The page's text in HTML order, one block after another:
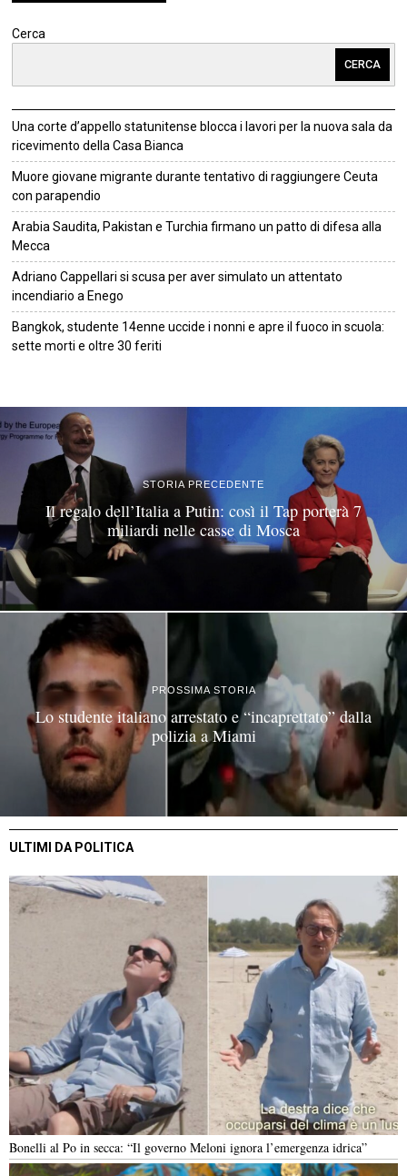
Cerca
CERCA
Una corte d’appello statunitense blocca i lavori per la nuova sala da
ricevimento della Casa Bianca
Muore giovane migrante durante tentativo di raggiungere Ceuta
con parapendio
Arabia Saudita, Pakistan e Turchia firmano un patto di difesa alla
Mecca
Adriano Cappellari si scusa per aver simulato un attentato
incendiario a Enego
Bangkok, studente 14enne uccide i nonni e apre il fuoco in scuola:
sette morti e oltre 30 feriti
STORIA PRECEDENTE
Il regalo dell’Italia a Putin: così il Tap porterà 7
miliardi nelle casse di Mosca
PROSSIMA STORIA
Lo studente italiano arrestato e “incaprettato” dalla
polizia a Miami
ULTIMI DA POLITICA
Bonelli al Po in secca: “Il governo Meloni ignora l’emergenza idrica”